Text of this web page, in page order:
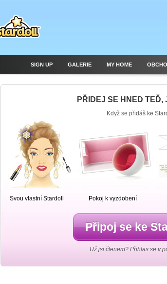
SIGN UP GALERIE MY HOME
PŘIDEJ SE HNED TEĎ,
Když se přidáš ke
Svou vlastní Stardoll Pokoj k vyzdobení
Připoj se ke
Už jsi členem? Přihlas se v